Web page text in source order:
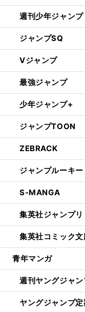
週刊少年ジャンプ
ジャンプSQ
Vジャンプ
最強ジャンプ
少年ジャンプ+
ジャンプTOON
ZEBRACK
ジャンプルーキー
S-MANGA
集英社ジャンプ
集英社コミック文
青年マンガ
週刊ヤングジャン
ヤングジャンプ